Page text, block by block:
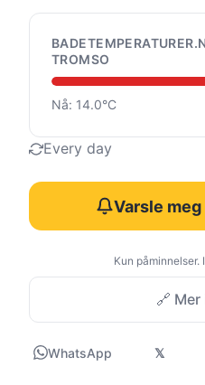
TROMSO
Nå: 14.0°C
Every day
Varsle
Kun påminnelser.
🔗
WhatsApp 𝕏